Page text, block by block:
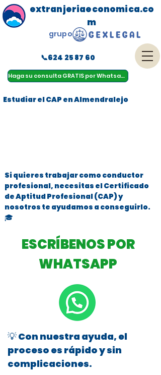
Haga su consulta GRATIS por Whatsapp
menu
extranjeriaeconomica.co
m
📞624 25 87 60
grupo
Estudiar el CAP en Almendralejo
Si quieres trabajar como conductor
profesional, necesitas el Certificado
de Aptitud Profesional (CAP) y
nosotros te ayudamos a conseguirlo.
🎓
ESCRÍBENOS POR
WHATSAPP
💡 Con nuestra ayuda, el
proceso es rápido y sin
complicaciones.